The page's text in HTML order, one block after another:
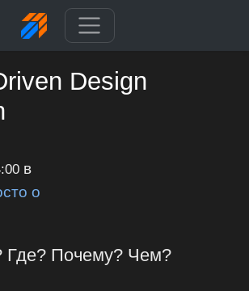
Design
в
о
Где? Почему? Чем?